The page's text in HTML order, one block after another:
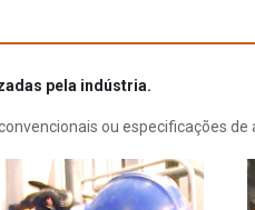
pela indústria.
ou especificações de